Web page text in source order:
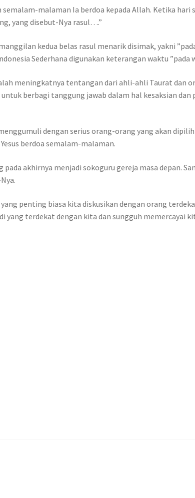
malaman Ia berdoa kepada Allah. Ketika
yang disebut-Nya rasul….”
kedua belas rasul menarik disimak, yakni
Sederhana digunakan keterangan waktu ”pada
meningkatnya tentangan dari ahli-ahli Taurat dan
berbagi tanggung jawab dalam hal kesaksian dan
dengan serius orang-orang yang akan
berdoa semalam-malaman.
akhirnya menjadi sokoguru gereja masa depan.
penting biasa kita diskusikan dengan orang
yang terdekat dengan kita dan sungguh memercayai